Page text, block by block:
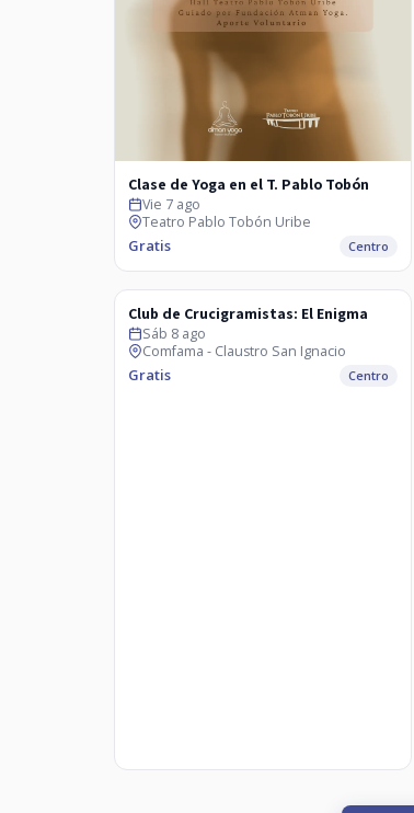
Clase de Yoga en el T. Pablo Tobón
Vie 7 ago
Teatro Pablo Tobón Uribe
Gratis Centro
CLASES
Club de Crucigramistas: El Enigma
Sáb 8 ago
Comfama - Claustro San Ignacio
Gratis Centro